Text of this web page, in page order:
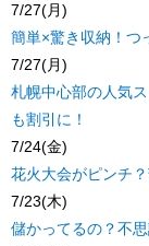
7/27(月)
簡単×驚き収納！つ
7/27(月)
札幌中心部の人気
も割引に！
7/24(金)
花火大会がピンチ
7/23(木)
儲かってるの？不